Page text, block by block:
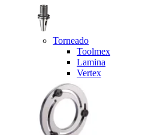
Torneado
Toolmex
Lamina
Vertex